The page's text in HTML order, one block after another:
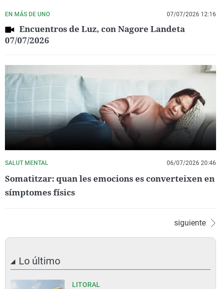
EN MÁS DE UNO 07/07/2026 12:16
Encuentros de Luz, con Nagore Landeta
07/07/2026
SALUT MENTAL 06/07/2026 20:46
Somatitzar: quan les emocions es converteixen en
símptomes físics
siguiente
Lo último
LITORAL